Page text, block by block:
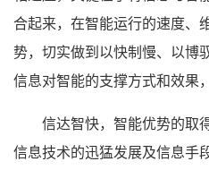
合起来，在智能运行的速度、
势，切实做到以快制慢、以博
信息对智能的支撑方式和效果
信达智快，智能优势的取
信息技术的迅猛发展及信息手